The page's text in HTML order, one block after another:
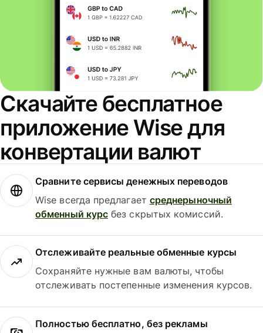
Скачайте бесплатное
приложение Wise для
конвертации валют
Сравните сервисы денежных переводов
Wise всегда предлагает среднерыночный
обменный курс без скрытых комиссий.
Отслеживайте реальные обменные курсы
Сохраняйте нужные вам валюты, чтобы
отслеживать постепенные изменения курсов.
Полностью бесплатно, без рекламы